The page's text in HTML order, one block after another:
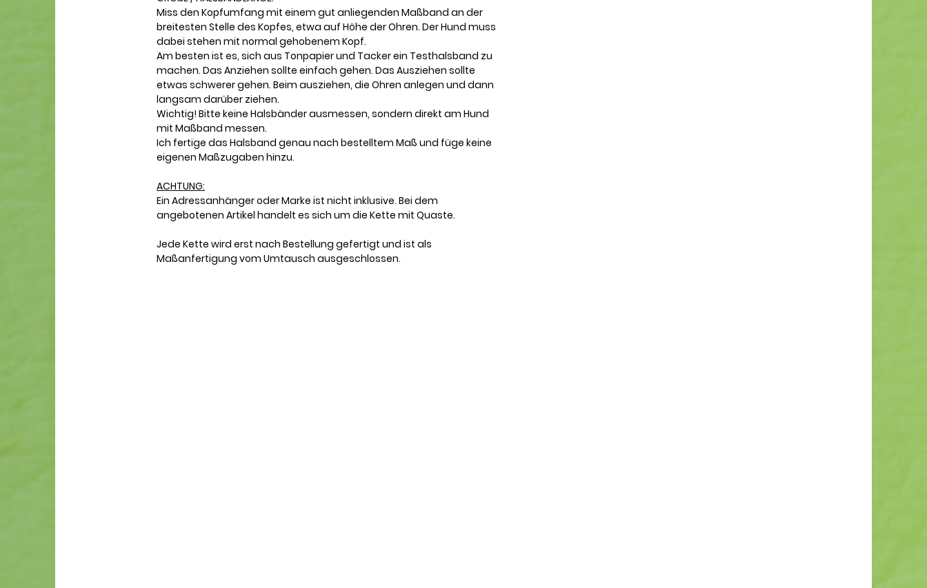
Miss den Kopfumfang mit einem gut anliegenden Maßband an der
breitesten Stelle des Kopfes, etwa auf Höhe der Ohren. Der Hund muss
dabei stehen mit normal gehobenem Kopf.
Am besten ist es, sich aus Tonpapier und Tacker ein Testhalsband zu
machen. Das Anziehen sollte einfach gehen. Das Ausziehen sollte
etwas schwerer gehen. Beim ausziehen, die Ohren anlegen und dann
langsam darüber ziehen.
Wichtig! Bitte keine Halsbänder ausmessen, sondern direkt am Hund
mit Maßband messen.
Ich fertige das Halsband genau nach bestelltem Maß und füge keine
eigenen Maßzugaben hinzu.
ACHTUNG:
Ein Adressanhänger oder Marke ist nicht inklusive. Bei dem
angebotenen Artikel handelt es sich um die Kette mit Quaste.
Jede Kette wird erst nach Bestellung gefertigt und ist als
Maßanfertigung vom Umtausch ausgeschlossen.